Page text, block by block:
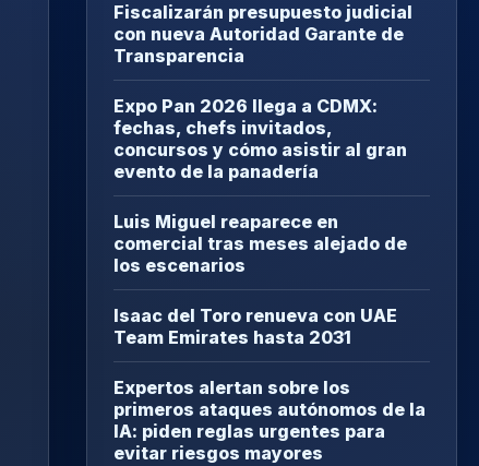
Fiscalizarán presupuesto judicial
con nueva Autoridad Garante de
Transparencia
Expo Pan 2026 llega a CDMX:
fechas, chefs invitados,
concursos y cómo asistir al gran
evento de la panadería
Luis Miguel reaparece en
comercial tras meses alejado de
los escenarios
Isaac del Toro renueva con UAE
Team Emirates hasta 2031
Expertos alertan sobre los
primeros ataques autónomos de la
IA: piden reglas urgentes para
evitar riesgos mayores